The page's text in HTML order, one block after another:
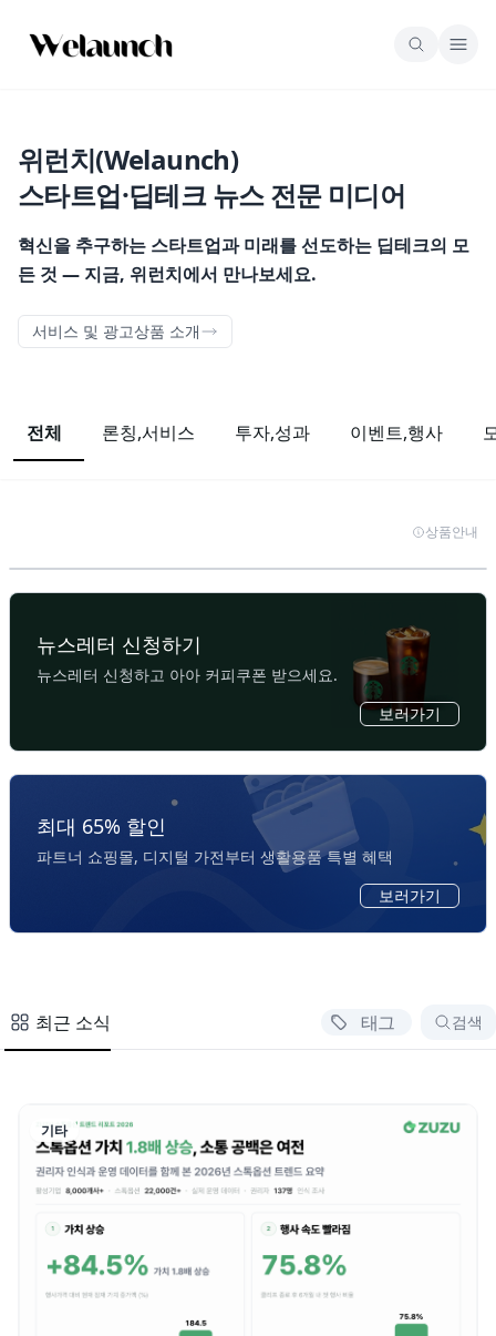
위런치(Welaunch)
스타트업·딥테크 뉴스 전문 미디어
혁신을 추구하는 스타트업과 미래를 선도하는 딥테크의 모
든 것 — 지금, 위런치에서 만나보세요.
서비스 및 광고상품 소개
전체 론칭,서비스 투자,성과 이벤트,행사
상품안내
SK텔레콤
AI 스타트업 육성 ‘SKTCH with AI’ 론칭…15개사
정부지원 바우처 사업
바우처 ㅣ 기획, 디자인, 개발, 마케팅까지! 검증된 올인원(All-
in-One) 파트너
뉴스레터 신청하기
뉴스레터 신청하고 아아 커피쿠폰 받으세요.
보러가기
최대 65% 할인
파트너 쇼핑몰, 디지털 가전부터 생활용품 특별 혜택
보러가기
최근 소식 태그 검색
기타